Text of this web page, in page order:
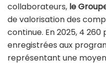
collaborateurs, le
de valorisation des
continue. En 2025, 4
enregistrées aux
représentant une